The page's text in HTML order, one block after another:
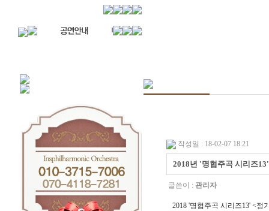
작성일 : 18-02-07 18:21
2018년 '명협주곡 시리즈
글쓴이 : 관리자
2018 '명협주곡 시리즈13' <